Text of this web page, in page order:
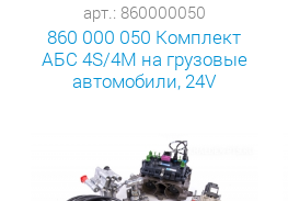
арт.: 860000050
860 000 050 Комплект
АБС 4S/4M на грузовые
автомобили, 24V